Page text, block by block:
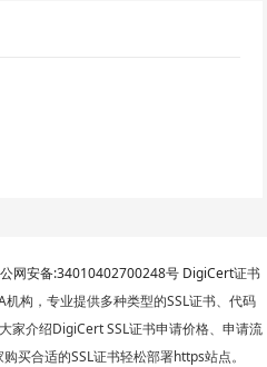
网安备:34010402700248号 DigiCert证书
构，专业提供多种类型的SSL证书、代码
家介绍DigiCert SSL证书申请价格、申请流
买合适的SSL证书轻松部署https站点。